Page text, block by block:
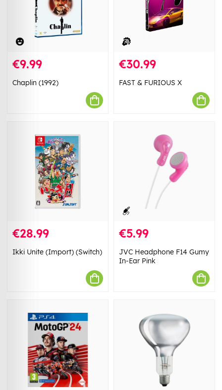
€9.99
Chaplin (1992)
€30.99
FAST & FURIOUS X
€28.99
Ikki Unite (Import) (Switch)
€5.99
JVC Headphone F14 Gumy
In-Ear Pink